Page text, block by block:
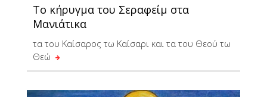
Το κήρυγμα του Σεραφείμ στα
Μανιάτικα
τα του Καίσαρος τω Καίσαρι και τα του Θεού τω
Θεώ